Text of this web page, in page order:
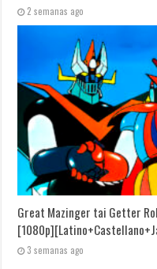
2 semanas ago
Great Mazinger tai Getter
3 semanas ago